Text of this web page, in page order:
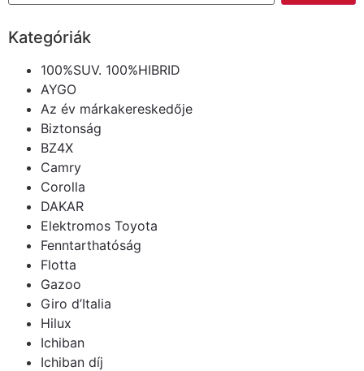
Kategóriák
100%SUV. 100%HIBRID
AYGO
Az év márkakereskedője
Biztonság
BZ4X
Camry
Corolla
DAKAR
Elektromos Toyota
Fenntarthatóság
Flotta
Gazoo
Giro d’Italia
Hilux
Ichiban
Ichiban díj